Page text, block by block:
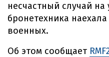
несчастный случай на
бронетехника
военных.
Об этом сообщает